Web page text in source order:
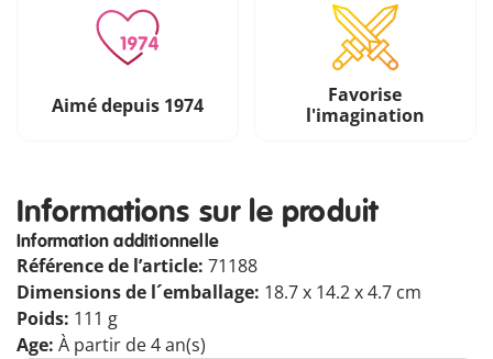
Aimé depuis 1974
Favorise
l'imagination
Informations sur le produit
Information additionnelle
Référence de l’article: 71188
Dimensions de l´emballage: 18.7 x 14.2 x 4.7 cm
Poids: 111 g
Age: À partir de 4 an(s)